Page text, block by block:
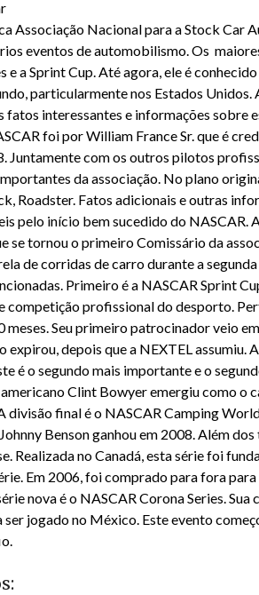
Associação Nacional para a Stock Car
eventos de automobilismo. Os
e a Sprint Cup. Até agora, ele é
particularmente nos Estados
fatos interessantes e informações sobre
foi por William France Sr. que é
Juntamente com os outros pilotos
da associação. No plano
Roadster. Fatos adicionais e outras
pelo início bem sucedido do NASCAR.
se tornou o primeiro Comissário da
de corridas de carro durante a
Primeiro é a NASCAR Sprint
competição profissional do desporto.
meses. Seu primeiro patrocinador veio
expirou, depois que a NEXTEL assumiu.
é o segundo mais importante e o
Clint Bowyer emergiu como o
divisão final é o NASCAR Camping
Benson ganhou em 2008. Além
Realizada no Canadá, esta série foi
Em 2006, foi comprado para fora
nova é o NASCAR Corona Series.
jogado no México. Este evento